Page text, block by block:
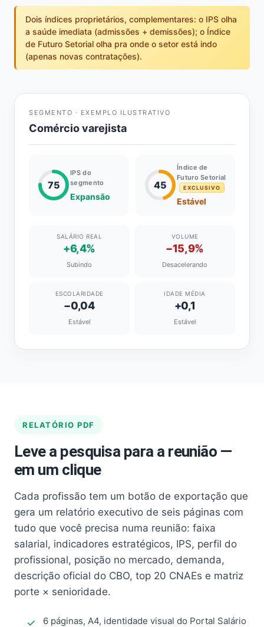
Dois índices proprietários, complementares: o IPS olha
a saúde imediata (admissões + demissões); o Índice
de Futuro Setorial olha pra onde o setor está indo
(apenas novas contratações).
SEGMENTO · EXEMPLO ILUSTRATIVO
Comércio varejista
75
IPS do
segmento
Expansão
45
Índice de
Futuro Setorial
EXCLUSIVO
Estável
SALÁRIO REAL
+6,4%
Subindo
VOLUME
−15,9%
Desacelerando
ESCOLARIDADE
−0,04
Estável
IDADE MÉDIA
+0,1
Estável
RELATÓRIO PDF
Leve a pesquisa para a reunião —
em um clique
Cada profissão tem um botão de exportação que
gera um relatório executivo de seis páginas com
tudo que você precisa numa reunião: faixa
salarial, indicadores estratégicos, IPS, perfil do
profissional, posição no mercado, demanda,
descrição oficial do CBO, top 20 CNAEs e matriz
porte × senioridade.
6 páginas, A4, identidade visual do Portal Salário